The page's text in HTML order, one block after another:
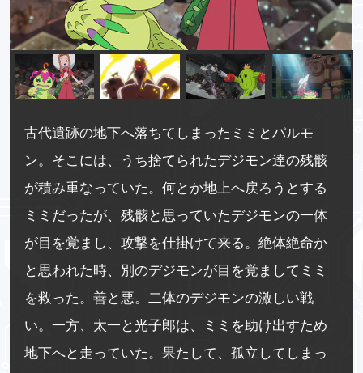
古代遺跡の地下へ落ちてしまったミミとパルモ
ン。そこには、うち捨てられたデジモン達の残骸
が積み重なっていた。何とか地上へ戻ろうとする
ミミだったが、残骸と思っていたデジモンの一体
が目を覚まし、攻撃を仕掛けて来る。絶体絶命か
と思われた時、別のデジモンが目を覚ましてミミ
を救った。善と悪。二体のデジモンの激しい戦
い。一方、太一と光子郎は、ミミを助け出すため
地下へと走っていた。果たして、孤立してしまっ